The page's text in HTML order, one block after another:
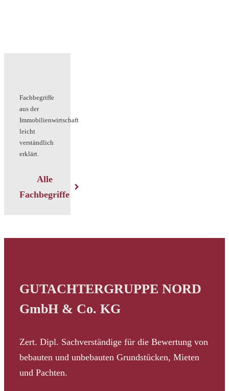
Fachbegriffe
aus der
Immobilienwirtschaft
leicht
verständlich
erklärt.
Alle
Fachbegriffe
GUTACHTERGRUPPE NORD
GmbH & Co. KG
Zert. Dipl. Sachverständige für die Bewertung von
bebauten und unbebauten Grundstücken, Mieten
und Pachten.